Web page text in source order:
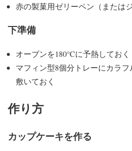
赤の製菓用ゼリーペン（または
下準備
オーブンを180°Cに予熱しておく
マフィン型8個分トレーにカラ
敷いておく
作り方
カップケーキを作る